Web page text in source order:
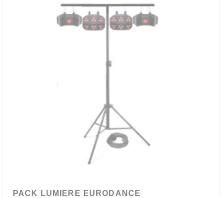
PACK LUMIERE EURODANCE